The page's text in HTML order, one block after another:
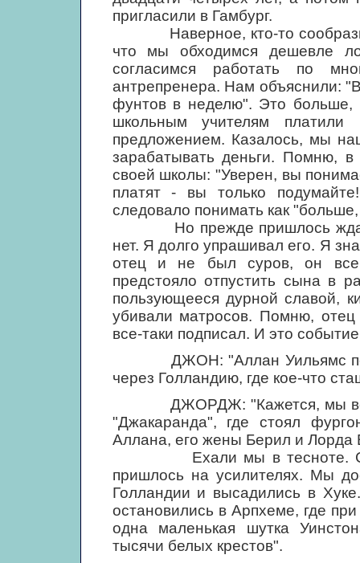
пригласили в Гамбург.
Наверное, кто-то
что мы обходимся дешевле
согласимся работать по
антрепренера. Нам объяснили:
фунтов в неделю". Это больше,
школьным учителям
предложением. Казалось, мы
зарабатывать деньги. Помню,
своей школы: "Уверен, вы
платят - вы только
следовало понимать как
Но прежде пришлось ждать,
нет. Я долго упрашивал его. Я
отец и не был суров, он
предстояло отпустить сына в
пользующееся дурной славой,
убивали матросов. Помню,
все-таки подписал. И это
ДЖОН: "Аллан Уильямс
через Голландию, где кое-что
ДЖОРДЖ: "Кажется, мы
"Джакаранда", где стоял
Аллана, его жены Берил и Лорда
Ехали мы в тесноте.
пришлось на усилителях. Мы
Голландии и высадились в
остановились в Арпхеме, где
одна маленькая шутка
тысячи белых крестов".